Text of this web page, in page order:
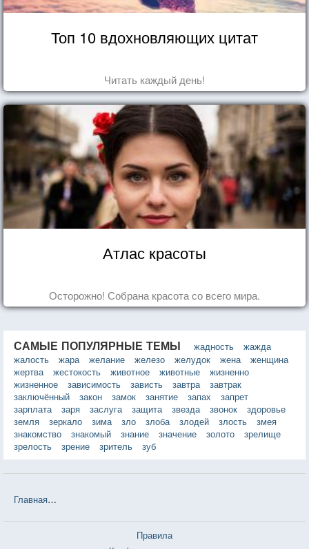
Топ 10 вдохновляющих цитат
Читать каждый день!
Атлас красоты
Осторожно! Собрана красота со всего мира.
САМЫЕ ПОПУЛЯРНЫЕ ТЕМЫ жадность
жажда
жалость
жара желание железо желудок жена
женщина
жертва
жестокость животное животные
жизненно
жизненное
зависимость зависть завтра
завтрак
заключённый
закон замок занятие запах
запрет
зарплата
заря заслуга защита звезда звонок
здоровье
земля
зеркало зима зло злоба злодей злость
змея
знакомство
знакомый знание значение золото
зрелище
зрелость
зрение зритель зуб
Главная
Правила